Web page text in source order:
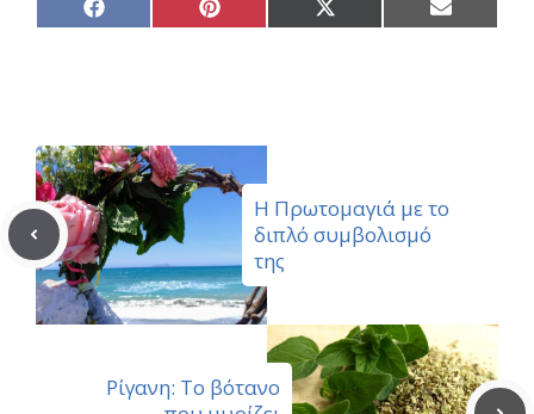
Share
on
Share
on
Share
on
Share
on
Η Πρωτομαγιά με το
διπλό συμβολισμό
της
Ρίγανη: Το βότανο